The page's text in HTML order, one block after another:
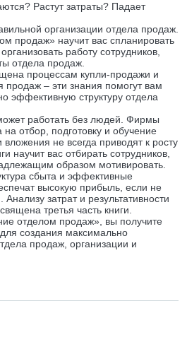
Растут затраты? Падает
организации отдела продаж.
продаж» научит вас спланировать
работу сотрудников,
отдела продаж.
процессам купли-продажи и
продаж – эти знания помогут вам
эффективную структуру отдела
работать без людей. Фирмы
отбор, подготовку и обучение
не всегда приводят к росту
научит вас отбирать сотрудников,
образом мотивировать.
сбыта и эффективные
высокую прибыль, если не
затрат и результативности
третья часть книги.
отделом продаж», вы получите
создания максимально
продаж, организации и